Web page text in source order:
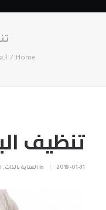
Home
تنظيف
2019-01-31
In العناية بالذات ,